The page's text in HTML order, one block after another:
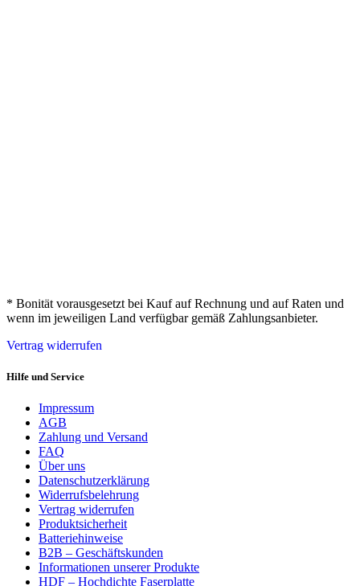
* Bonität vorausgesetzt bei Kauf auf Rechnung und auf Raten und
wenn im jeweiligen Land verfügbar gemäß Zahlungsanbieter.
Vertrag widerrufen
Hilfe und Service
Impressum
AGB
Zahlung und Versand
FAQ
Über uns
Datenschutzerklärung
Widerrufsbelehrung
Vertrag widerrufen
Produktsicherheit
Batteriehinweise
B2B – Geschäftskunden
Informationen unserer Produkte
HDF – Hochdichte Faserplatte